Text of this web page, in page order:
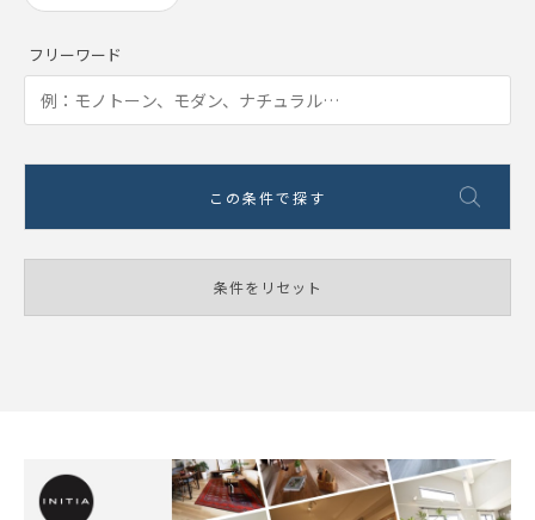
フリーワード
この条件で探す
条件をリセット